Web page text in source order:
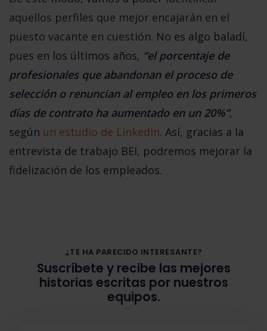
aquellos perfiles que mejor encajarán en el
puesto vacante en cuestión. No es algo baladí,
pues en los últimos años, “el porcentaje de
profesionales que abandonan el proceso de
selección o renuncian al empleo en los primeros
días de contrato ha aumentado en un 20%”,
según un estudio de Linkedin. Así, gracias a la
entrevista de trabajo BEI, podremos mejorar la
fidelización de los empleados.
¿TE HA PARECIDO INTERESANTE?
Suscríbete y recibe las mejores
historias escritas por nuestros
equipos.